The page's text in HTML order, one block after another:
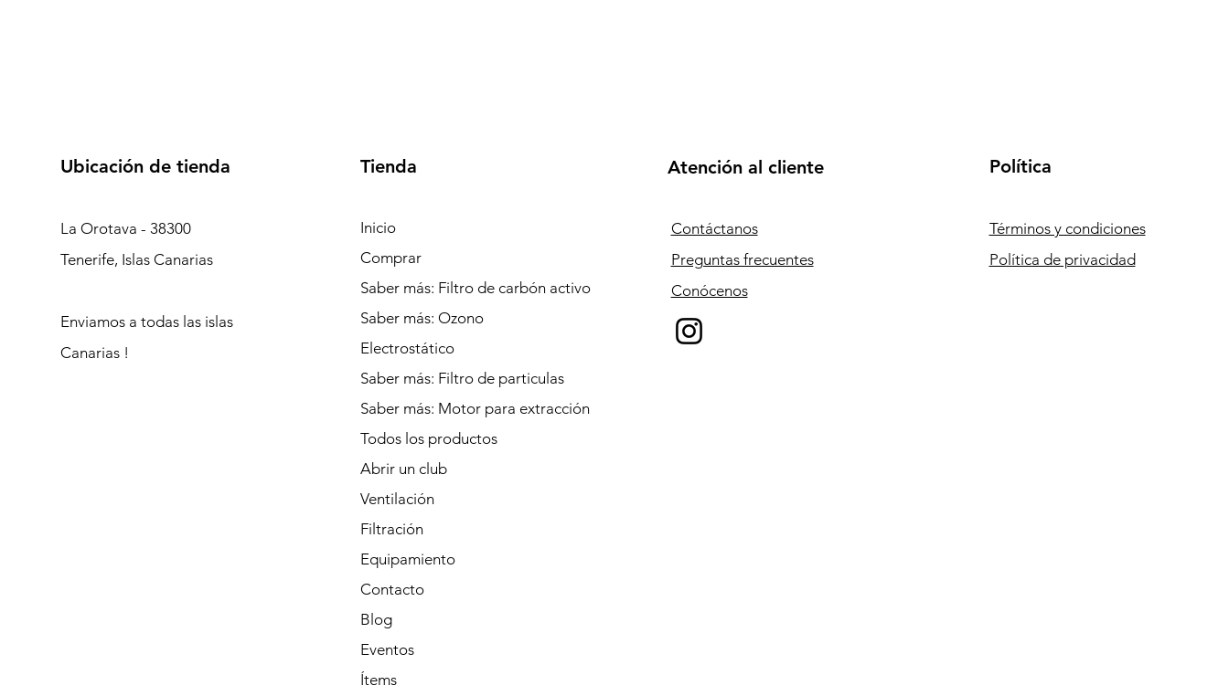
Ubicación de tienda
La Orotava - 38300
Tenerife, Islas Canarias
Enviamos a todas las islas
Canarias !
Tienda
Inicio
Comprar
Saber más: Filtro de carbón activo
Saber más: Ozono
Electrostático
Saber más: Filtro de particulas
Saber más: Motor para extracción
Todos los productos
Abrir un club
Ventilación
Filtración
Equipamiento
Contacto
Blog
Eventos
Ítems
Atención al cliente
Contáctanos
Preguntas frecuentes
Conócenos
Política
Términos y condiciones
Política de privacidad